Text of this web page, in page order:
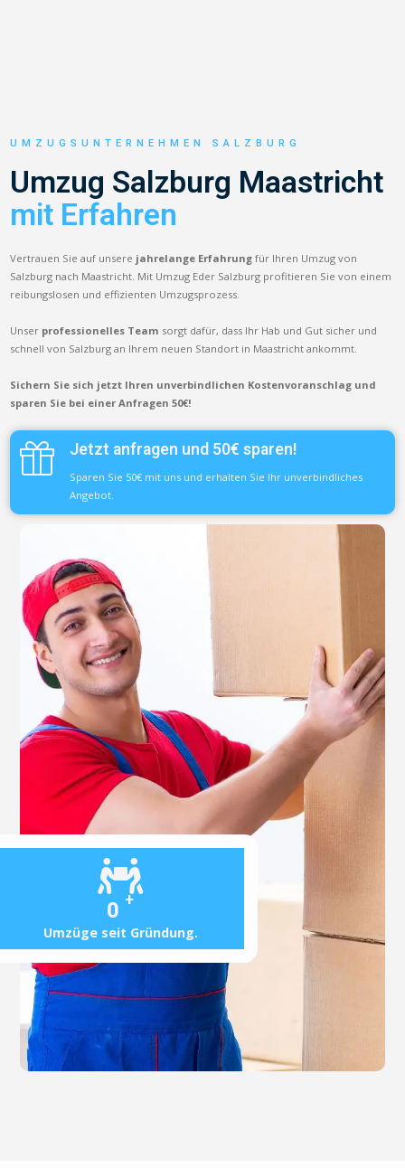
0 +
Umzüge seit Gründung.
UMZUGSUNTERNEHMEN SALZBURG
Umzug Salzburg Maastricht
mit Erfahren
Vertrauen Sie auf unsere jahrelange Erfahrung für Ihren Umzug von
Salzburg nach Maastricht. Mit Umzug Eder Salzburg profitieren Sie von einem
reibungslosen und effizienten Umzugsprozess.
Unser professionelles Team sorgt dafür, dass Ihr Hab und Gut sicher und
schnell von Salzburg an Ihrem neuen Standort in Maastricht ankommt.
Sichern Sie sich jetzt Ihren unverbindlichen Kostenvoranschlag und
sparen Sie bei einer Anfragen 50€!
Jetzt anfragen und 50€ sparen!
Sparen Sie 50€ mit uns und erhalten Sie Ihr unverbindliches
Angebot.